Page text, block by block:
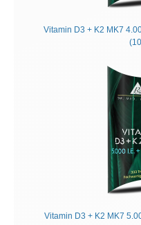
Vitamin D3 + K2 MK7
Vitamin D3 + K2 MK7